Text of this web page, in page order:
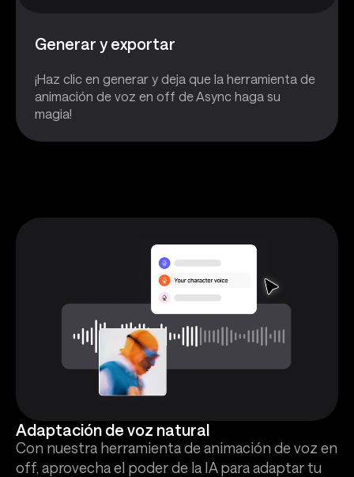
Generar y exportar
¡Haz clic en generar y deja que la herramienta de
animación de voz en off de Async haga su
magia!
Adaptación de voz natural
Con nuestra herramienta de animación de voz en
off, aprovecha el poder de la IA para adaptar tu